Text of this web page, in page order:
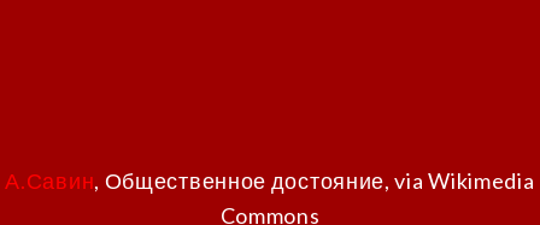
А.Савин, Общественное достояние, via Wikimedia
Commons